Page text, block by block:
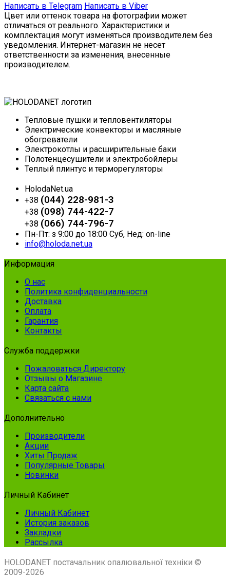
Написать в Telegram Написать в Viber
Цвет или оттенок товара на фотографии может
отличаться от реального. Характеристики и
комплектация могут изменяться производителем без
уведомления. Интернет-магазин не несет
ответственности за изменения, внесенные
производителем.
Тепловые пушки и тепловентиляторы
Электрические конвекторы и масляные
обогреватели
Электрокотлы и расширительные баки
Полотенцесушители и электробойлеры
Теплый плинтус и терморегуляторы
HolodaNet.ua
+38 (044) 228-981-3
+38 (098) 744-422-7
+38 (066) 744-796-7
Пн-Пт: з 9:00 до 18:00 Суб, Нед: on-line
info@holoda.net.ua
Информация
О нас
Политика конфиденциальности
Доставка
Оплата
Гарантия
Контакты
Служба поддержки
Пожаловаться Директору
Отзывы о Магазине
Карта сайта
Связаться с нами
Дополнительно
Производители
Акции
Хиты Продаж
Популярные Товары
Новинки
Личный Кабинет
Личный Кабинет
История заказов
Закладки
Рассылка
HOLODANET постачальник опалювальної техніки ©
2009-2026